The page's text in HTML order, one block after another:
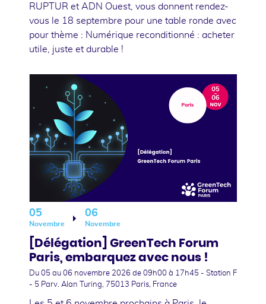
RUPTUR et ADN Ouest, vous donnent rendez-
vous le 18 septembre pour une table ronde avec
pour thème : Numérique reconditionné : acheter
utile, juste et durable !
05
Novembre
06
Novembre
[Délégation] GreenTech Forum
Paris, embarquez avec nous !
Du 05 au 06 novembre 2026 de 09h00 à 17h45 - Station F
- 5 Parv. Alan Turing, 75013 Paris, France